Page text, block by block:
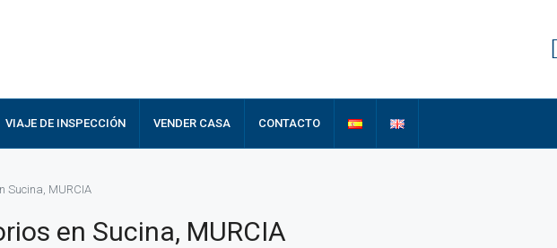
VIAJE DE INSPECCIÓN VENDER CASA CONTACTO
Sucina, MURCIA
en Sucina, MURCIA